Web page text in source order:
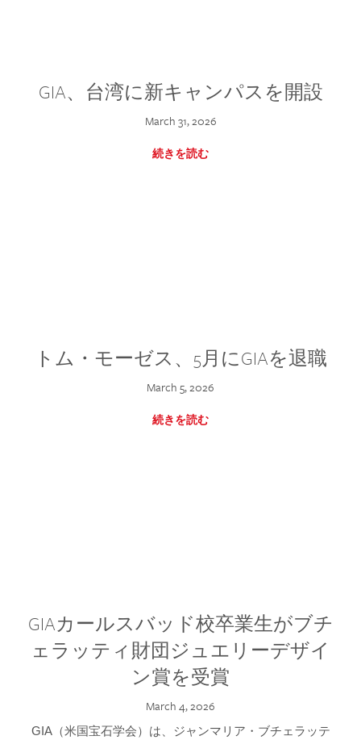
GIA、台湾に新キャンパスを開設
March 31, 2026
続きを読む
トム・モーゼス、5月にGIAを退職
March 5, 2026
続きを読む
GIAカールスバッド校卒業生がブチ
ェラッティ財団ジュエリーデザイ
ン賞を受賞
March 4, 2026
GIA（米国宝石学会）は、ジャンマリア・ブチェラッテ